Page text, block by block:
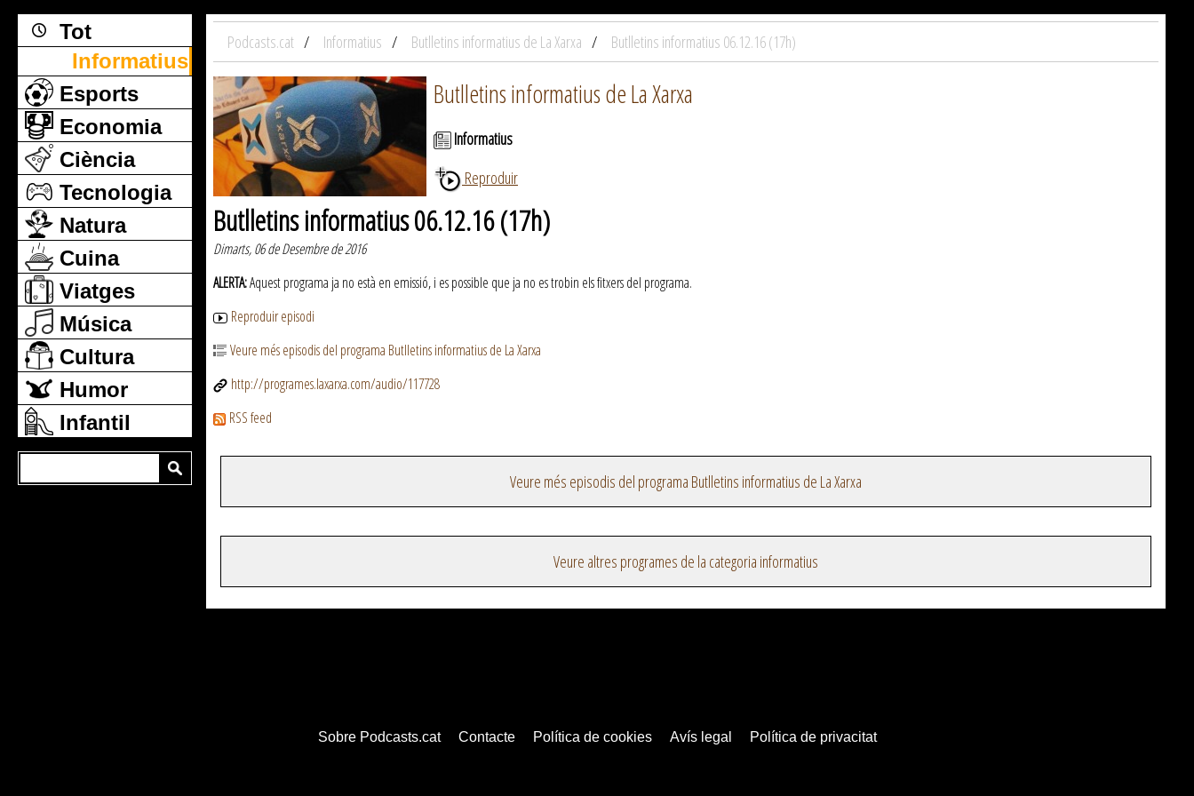
Tot
Informatius
Esports
Economia
Ciència
Tecnologia
Natura
Cuina
Viatges
Música
Cultura
Humor
Infantil
Podcasts.cat Informatius Butlletins informatius de La Xarxa Butlletins informatius 06.12.16 (17h)
Butlletins informatius de La Xarxa
Informatius
Reproduir
Butlletins informatius 06.12.16 (17h)
Dimarts, 06 de Desembre de 2016
ALERTA:Aquest programa ja no està en emissió, i es possible que ja no es trobin els fitxers del programa.
Reproduir episodi
Veure més episodis del programa Butlletins informatius de La Xarxa
http://programes.laxarxa.com/audio/117728
RSS feed
Veure més episodis del programa Butlletins informatius de La Xarxa
Veure altres programes de la categoria informatius
Sobre Podcasts.cat Contacte Política de cookies Avís legal Política de privacitat